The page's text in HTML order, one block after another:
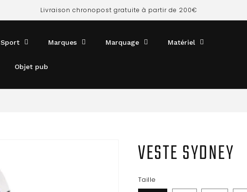
Livraison chronopost gratuite à partir de 200€
Sport Marques Marquage Matériel
Objet pub
VESTE SYDNEY
Taille